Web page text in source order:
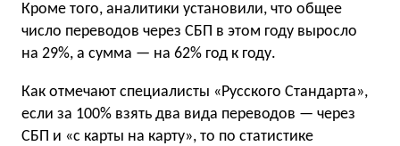
Кроме того, аналитики установили, что общее
число переводов через СБП в этом году выросло
на 29%, а сумма — на 62% год к году.
Как отмечают специалисты «Русского Стандарта»,
если за 100% взять два вида переводов — через
СБП и «с карты на карту», то по статистике